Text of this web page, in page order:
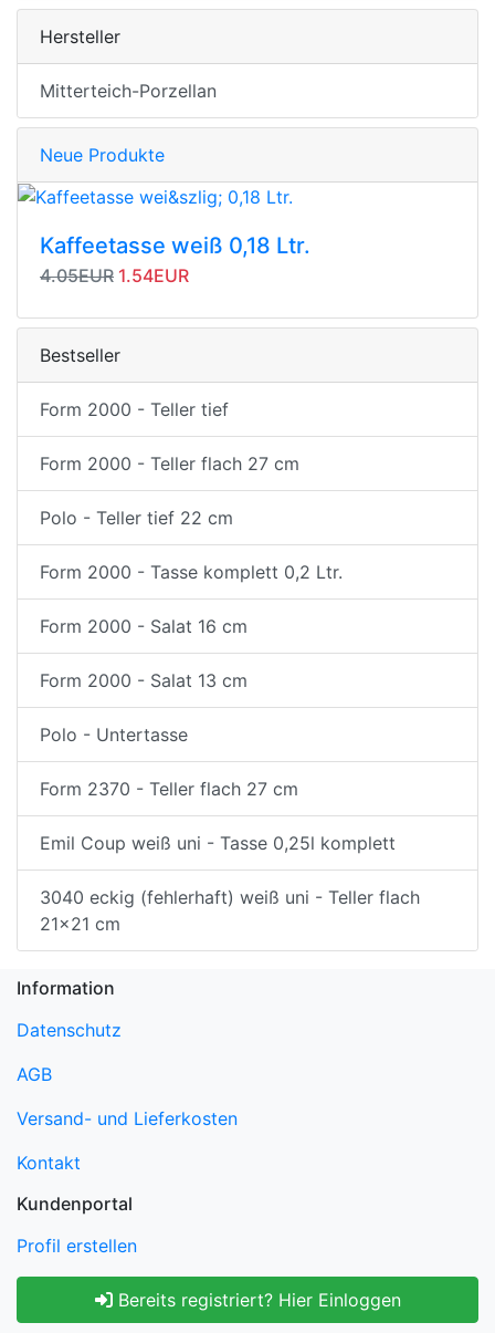
Hersteller
Mitterteich-Porzellan
Neue Produkte
Kaffeetasse weiß 0,18 Ltr.
Originalpreis
4.05EUR Angebotspreis
1.54EUR
Bestseller
Form 2000 - Teller tief
Form 2000 - Teller flach 27 cm
Polo - Teller tief 22 cm
Form 2000 - Tasse komplett 0,2 Ltr.
Form 2000 - Salat 16 cm
Form 2000 - Salat 13 cm
Polo - Untertasse
Form 2370 - Teller flach 27 cm
Emil Coup weiß uni - Tasse 0,25l komplett
3040 eckig (fehlerhaft) weiß uni - Teller flach
21x21 cm
Information
Datenschutz
AGB
Versand- und Lieferkosten
Kontakt
Kundenportal
Profil erstellen
Bereits registriert? Hier Einloggen